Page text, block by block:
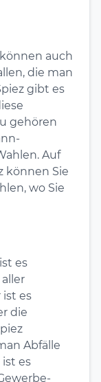
auch
die man
gibt es
gehören
Auf
können Sie
wo Sie
es
es
die
Abfälle
es